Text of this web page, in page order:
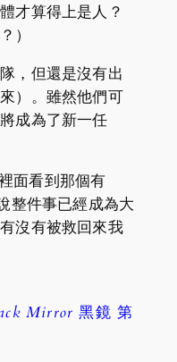
才算得上是人？
）
，但還是沒有出
）。雖然他們可
成為了新一任
面看到那個有
整件事已經成為大
沒有被救回來我
Mirror 黑鏡 第